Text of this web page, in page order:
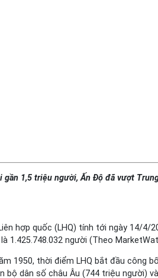
1,5 triệu người, Ấn Độ đã vượt
hợp quốc (LHQ) tính tới ngày 14/
1.425.748.032 người (Theo
1950, thời điểm LHQ bắt đầu
dân số châu Âu (744 triệu người)